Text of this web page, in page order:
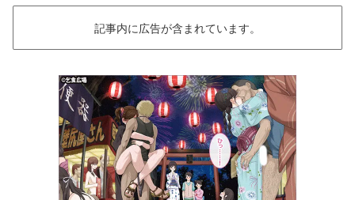
記事内に広告が含まれています。